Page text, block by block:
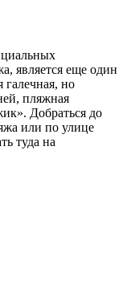
является еще один
но
пляжная
Добраться до
или по улице
туда на